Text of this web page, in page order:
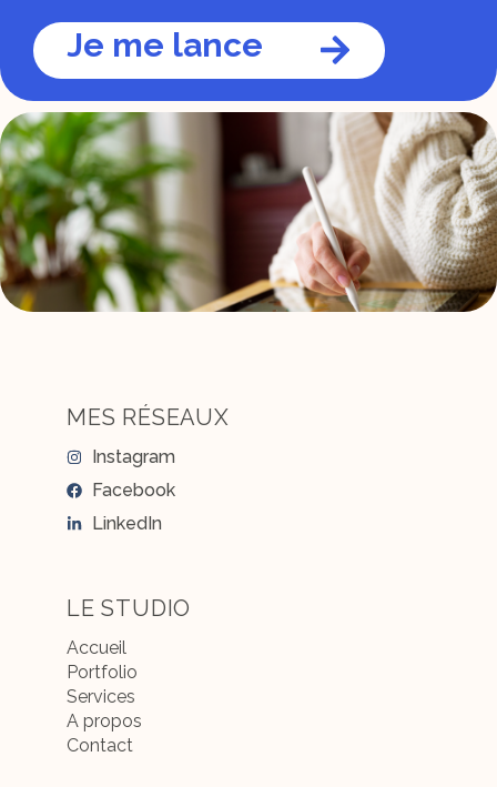
Je me lance
MES RÉSEAUX
Instagram
Facebook
LinkedIn
LE STUDIO
Accueil
Portfolio
Services
A propos
Contact